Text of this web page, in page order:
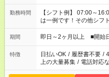
勤務時間
【シフト例】 07:00～
は一例です！その他シフ
期間 即日～2ヶ月以上 ■開始
特徴 日払いOK / 履歴書不要 /
上の大量募集 / 電話対応